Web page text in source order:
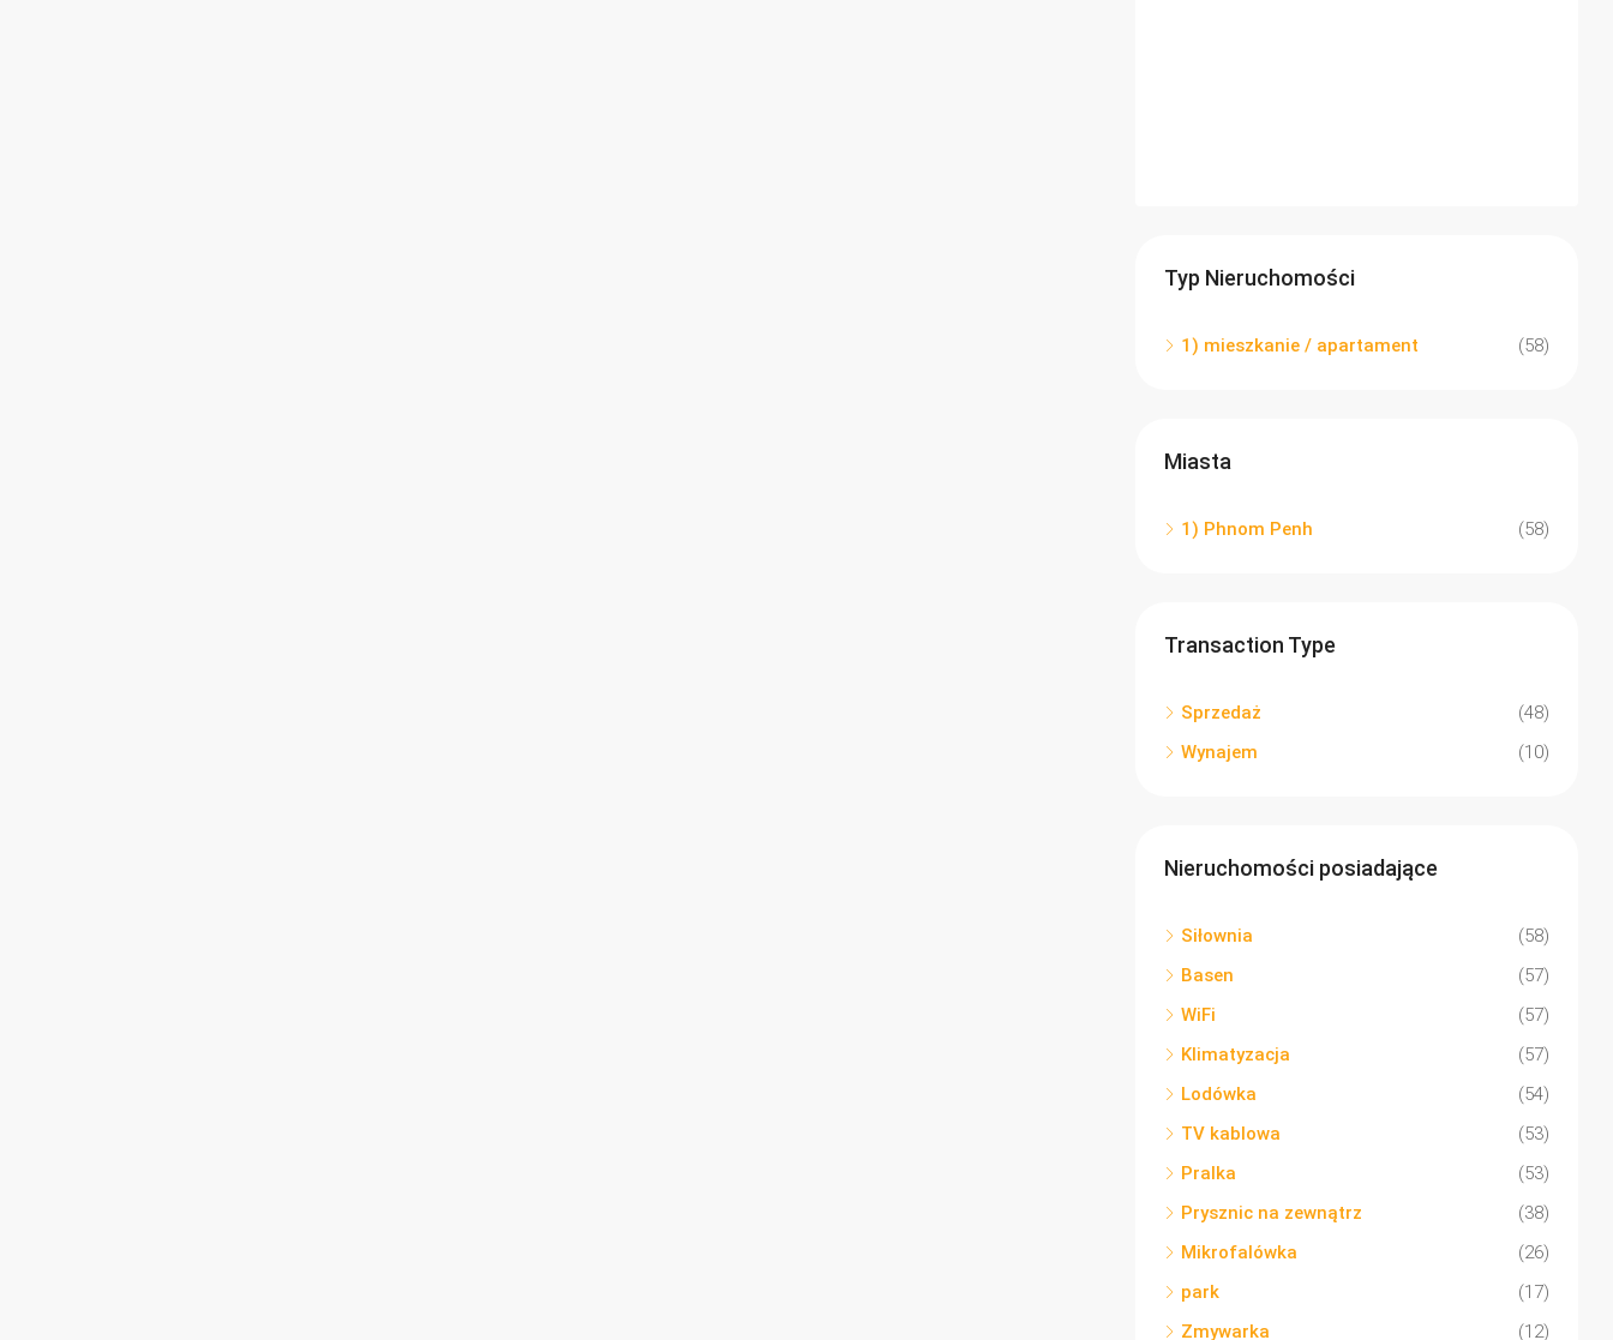
Typ Nieruchomości
1) mieszkanie / apartament (58)
Miasta
1) Phnom Penh (58)
Transaction Type
Sprzedaż
(48)
Wynajem
(10)
Nieruchomości posiadające
Siłownia
(58)
Basen
(57)
WiFi
(57)
Klimatyzacja
(57)
Lodówka
(54)
TV kablowa
(53)
Pralka
(53)
Prysznic na zewnątrz
(38)
Mikrofalówka
(26)
park
(17)
Zmywarka
(12)